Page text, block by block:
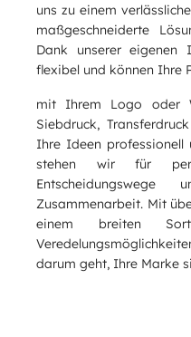
uns zu einem
maßgeschneiderte
Dank unserer eigenen
flexibel und können Ihre
mit Ihrem Logo oder
Siebdruck,
Ihre Ideen professionell
stehen wir für
Entscheidungswege
Zusammenarbeit. Mit
einem breiten
darum geht, Ihre Marke